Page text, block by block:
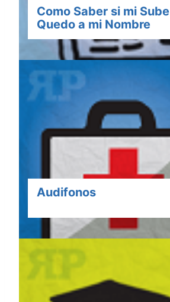
Como Saber si mi Sube
Quedo a mi Nombre
Audifonos